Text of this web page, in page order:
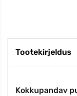
Tootekirjeldus
Kokkupandav